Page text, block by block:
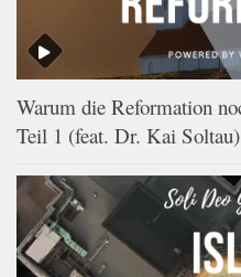
Warum die Reformation
Teil 1 (feat. Dr. Kai